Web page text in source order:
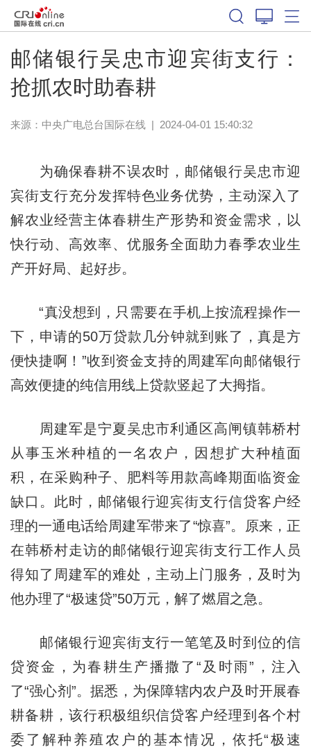
邮储银行吴忠市迎宾街支行：
抢抓农时助春耕
来源：中央广电总台国际在线| 2024-04-01 15:40:32
为确保春耕不误农时，邮储银行吴忠市迎
宾街支行充分发挥特色业务优势，主动深入了
解农业经营主体春耕生产形势和资金需求，以
快行动、高效率、优服务全面助力春季农业生
产开好局、起好步。
“真没想到，只需要在手机上按流程操作一
下，申请的50万贷款几分钟就到账了，真是方
便快捷啊！”收到资金支持的周建军向邮储银行
高效便捷的纯信用线上贷款竖起了大拇指。
周建军是宁夏吴忠市利通区高闸镇韩桥村
从事玉米种植的一名农户，因想扩大种植面
积，在采购种子、肥料等用款高峰期面临资金
缺口。此时，邮储银行迎宾街支行信贷客户经
理的一通电话给周建军带来了“惊喜”。原来，正
在韩桥村走访的邮储银行迎宾街支行工作人员
得知了周建军的难处，主动上门服务，及时为
他办理了“极速贷”50万元，解了燃眉之急。
邮储银行迎宾街支行一笔笔及时到位的信
贷资金，为春耕生产播撒了“及时雨”，注入
了“强心剂”。据悉，为保障辖内农户及时开展春
耕备耕，该行积极组织信贷客户经理到各个村
委了解种养殖农户的基本情况，依托“极速